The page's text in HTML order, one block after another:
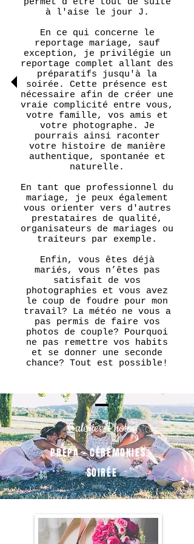
permet d’être tout de suite
à l'aise le jour J.
En ce qui concerne le
reportage mariage, sauf
exception, je privilégie un
reportage complet allant des
préparatifs jusqu'à la
soirée. Cette présence est
nécessaire afin de créer une
vraie complicité entre vous,
votre famille, vos amis et
votre photographe. Je
pourrais ainsi raconter
votre histoire de manière
authentique, spontanée et
naturelle.
En tant que professionnel du
mariage, je peux également
vous orienter vers d'autres
prestataires de qualité,
organisateurs de mariages ou
traiteurs par exemple.
Enfin, vous êtes déjà
mariés, vous n’êtes pas
satisfait de vos
photographies et vous avez
le coup de foudre pour mon
travail? La météo ne vous a
pas permis de faire vos
photos de couple? Pourquoi
ne pas remettre vos habits
et se donner une seconde
chance? Tout est possible!
Galeries Photos
PRÉPA - CÉRÉMONIES -
SOIRÉE